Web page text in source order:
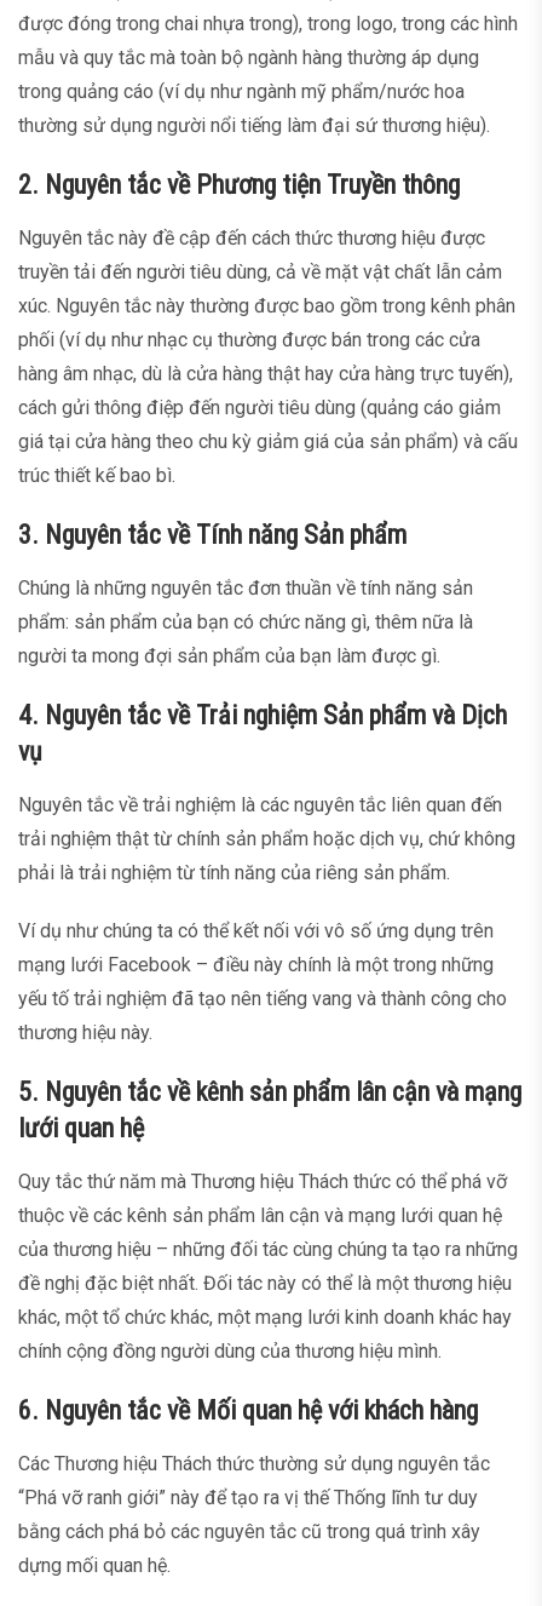
được đóng trong chai nhựa trong), trong logo, trong các hình
mẫu và quy tắc mà toàn bộ ngành hàng thường áp dụng
trong quảng cáo (ví dụ như ngành mỹ phẩm/nước hoa
thường sử dụng người nổi tiếng làm đại sứ thương hiệu).
2. Nguyên tắc về Phương tiện Truyền thông
Nguyên tắc này đề cập đến cách thức thương hiệu được
truyền tải đến người tiêu dùng, cả về mặt vật chất lẫn cảm
xúc. Nguyên tắc này thường được bao gồm trong kênh phân
phối (ví dụ như nhạc cụ thường được bán trong các cửa
hàng âm nhạc, dù là cửa hàng thật hay cửa hàng trực tuyến),
cách gửi thông điệp đến người tiêu dùng (quảng cáo giảm
giá tại cửa hàng theo chu kỳ giảm giá của sản phẩm) và cấu
trúc thiết kế bao bì.
3. Nguyên tắc về Tính năng Sản phẩm
Chúng là những nguyên tắc đơn thuần về tính năng sản
phẩm: sản phẩm của bạn có chức năng gì, thêm nữa là
người ta mong đợi sản phẩm của bạn làm được gì.
4. Nguyên tắc về Trải nghiệm Sản phẩm và Dịch
vụ
Nguyên tắc về trải nghiệm là các nguyên tắc liên quan đến
trải nghiệm thật từ chính sản phẩm hoặc dịch vụ, chứ không
phải là trải nghiệm từ tính năng của riêng sản phẩm.
Ví dụ như chúng ta có thể kết nối với vô số ứng dụng trên
mạng lưới Facebook – điều này chính là một trong những
yếu tố trải nghiệm đã tạo nên tiếng vang và thành công cho
thương hiệu này.
5. Nguyên tắc về kênh sản phẩm lân cận và mạng
lưới quan hệ
Quy tắc thứ năm mà Thương hiệu Thách thức có thể phá vỡ
thuộc về các kênh sản phẩm lân cận và mạng lưới quan hệ
của thương hiệu – những đối tác cùng chúng ta tạo ra những
đề nghị đặc biệt nhất. Đối tác này có thể là một thương hiệu
khác, một tổ chức khác, một mạng lưới kinh doanh khác hay
chính cộng đồng người dùng của thương hiệu mình.
6. Nguyên tắc về Mối quan hệ với khách hàng
Các Thương hiệu Thách thức thường sử dụng nguyên tắc
“Phá vỡ ranh giới” này để tạo ra vị thế Thống lĩnh tư duy
bằng cách phá bỏ các nguyên tắc cũ trong quá trình xây
dựng mối quan hệ.